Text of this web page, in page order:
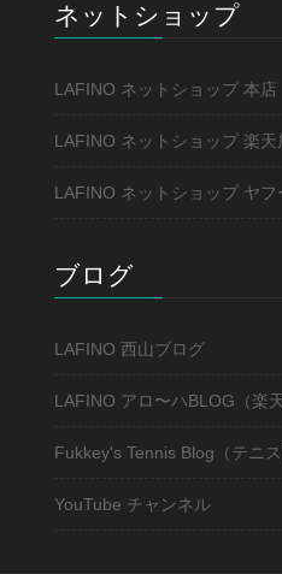
ネットショップ
LAFINO ネットショップ 本店
LAFINO ネットショップ 楽天
LAFINO ネットショップ ヤフ
ブログ
LAFINO 西山ブログ
LAFINO アロ〜ハBLOG（楽
Fukkey's Tennis Blog（テニス
YouTube チャンネル